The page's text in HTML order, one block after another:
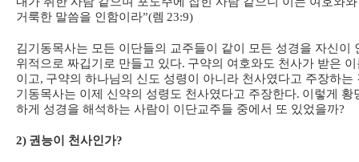
거룩한 말씀을 인함이라”(렘 23:9)
김기동목사는 모든 이단들의 교주들이 같이 모든 성경을 자신이
위적으로 짜깁기로 만들고 있다. 구약의 여호와도 천사가 받은 이
이고, 구약의 하나님의 신도 성령이 아니라 천사였다고 주장하는
기동목사는 이제 신약의 성령도 천사였다고 주장한다. 이렇게 황
하게 성경을 해석하는 사람이 이단교주들 중에서 또 있었을까?
2) 권능이 천사인가?